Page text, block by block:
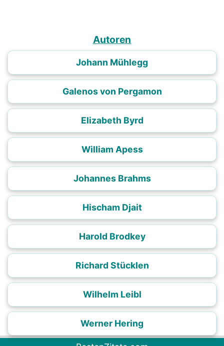
Autoren
Johann Mühlegg
Galenos von Pergamon
Elizabeth Byrd
William Apess
Johannes Brahms
Hischam Djait
Harold Brodkey
Richard Stücklen
Wilhelm Leibl
Werner Hering